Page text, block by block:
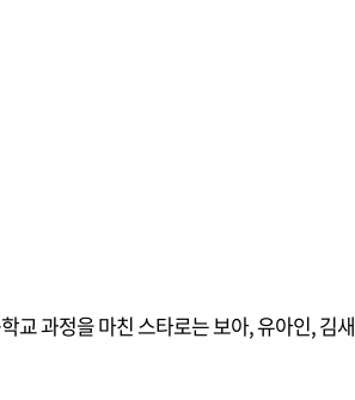
교 과정을 마친 스타로는 보아, 유아인, 김새